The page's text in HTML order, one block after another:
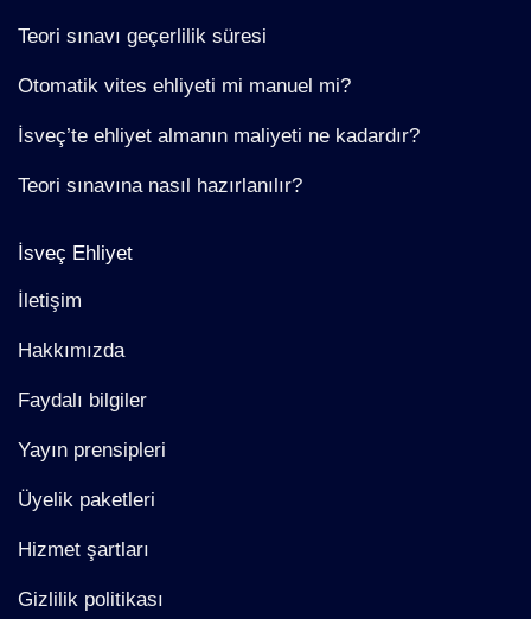
Teori sınavı geçerlilik süresi
Otomatik vites ehliyeti mi manuel mi?
İsveç’te ehliyet almanın maliyeti ne kadardır?
Teori sınavına nasıl hazırlanılır?
İsveç Ehliyet
İletişim
Hakkımızda
Faydalı bilgiler
Yayın prensipleri
Üyelik paketleri
Hizmet şartları
Gizlilik politikası